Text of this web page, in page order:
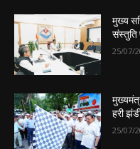
मुख्य
संस्तुति
25/07/
हरी
25/07/